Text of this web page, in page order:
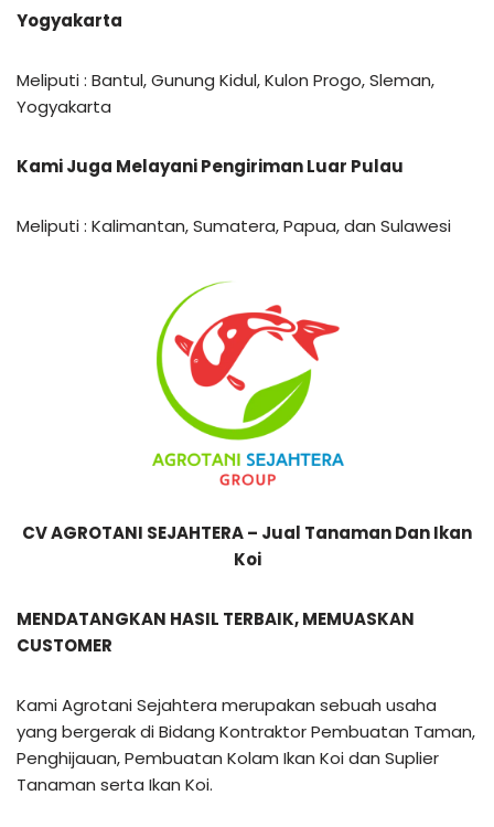
Yogyakarta
Meliputi : Bantul, Gunung Kidul, Kulon Progo, Sleman,
Yogyakarta
Kami Juga Melayani Pengiriman Luar Pulau
Meliputi : Kalimantan, Sumatera, Papua, dan Sulawesi
CV AGROTANI SEJAHTERA – Jual Tanaman Dan Ikan
Koi
MENDATANGKAN HASIL TERBAIK, MEMUASKAN
CUSTOMER
Kami Agrotani Sejahtera merupakan sebuah usaha
yang bergerak di Bidang Kontraktor Pembuatan Taman,
Penghijauan, Pembuatan Kolam Ikan Koi dan Suplier
Tanaman serta Ikan Koi.